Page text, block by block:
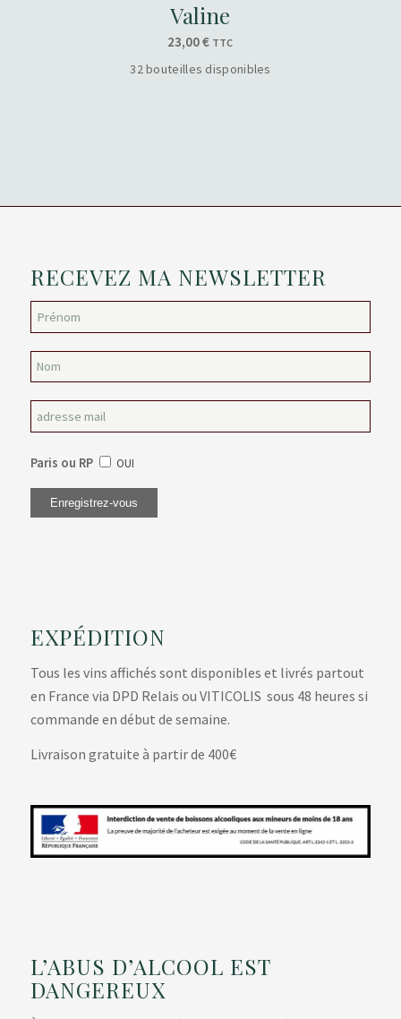
Valine
23,00€ TTC
32 bouteilles disponibles
RECEVEZ MA NEWSLETTER
Paris ou RP OUI
EXPÉDITION
Tous les vins affichés sont disponibles et livrés partout
en France via DPD Relais ou VITICOLIS sous 48 heures si
commande en début de semaine.
Livraison gratuite à partir de 400€
L’ABUS D’ALCOOL EST
DANGEREUX